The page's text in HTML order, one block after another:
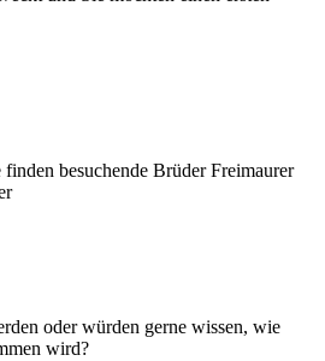
besuchende Brüder Freimaurer
oder würden gerne wissen, wie
wird?